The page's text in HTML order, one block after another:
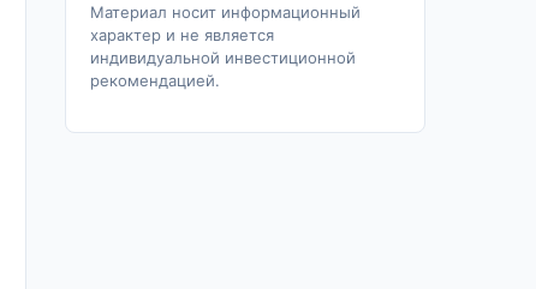
Материал носит информационный
характер и не является
индивидуальной инвестиционной
рекомендацией.